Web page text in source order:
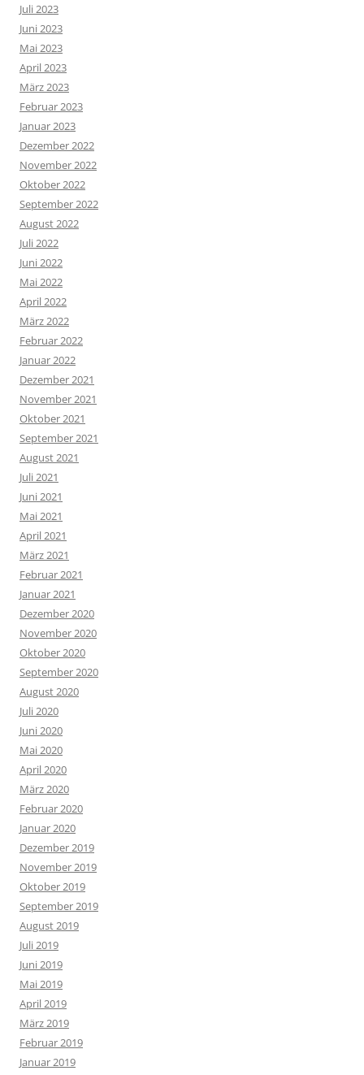
Juli 2023
Juni 2023
Mai 2023
April 2023
März 2023
Februar 2023
Januar 2023
Dezember 2022
November 2022
Oktober 2022
September 2022
August 2022
Juli 2022
Juni 2022
Mai 2022
April 2022
März 2022
Februar 2022
Januar 2022
Dezember 2021
November 2021
Oktober 2021
September 2021
August 2021
Juli 2021
Juni 2021
Mai 2021
April 2021
März 2021
Februar 2021
Januar 2021
Dezember 2020
November 2020
Oktober 2020
September 2020
August 2020
Juli 2020
Juni 2020
Mai 2020
April 2020
März 2020
Februar 2020
Januar 2020
Dezember 2019
November 2019
Oktober 2019
September 2019
August 2019
Juli 2019
Juni 2019
Mai 2019
April 2019
März 2019
Februar 2019
Januar 2019